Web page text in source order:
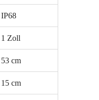
IP68
1 Zoll
53 cm
15 cm